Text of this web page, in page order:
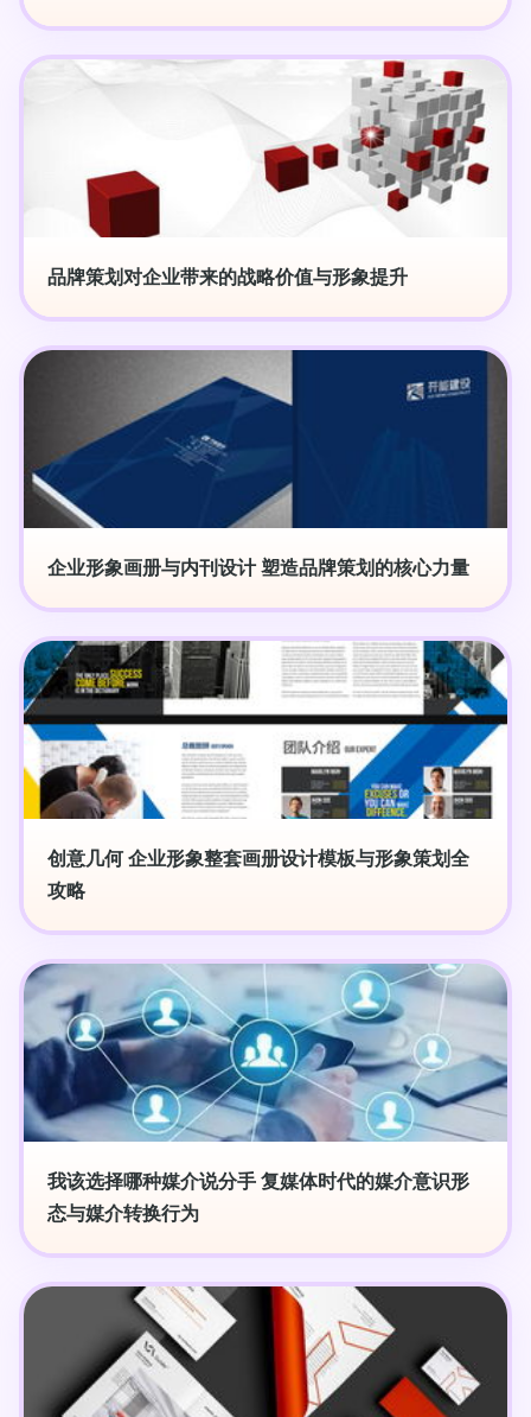
品牌策划对企业带来的战略价值与形象提升
企业形象画册与内刊设计 塑造品牌策划的核心力量
创意几何 企业形象整套画册设计模板与形象策划全
攻略
我该选择哪种媒介说分手 复媒体时代的媒介意识形
态与媒介转换行为